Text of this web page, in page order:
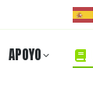
APOYO